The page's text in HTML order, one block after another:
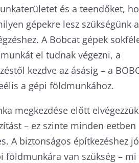
és a teendőket,
gépekre lesz szükségünk a
A Bobcat gépek
el tudnak végezni, a
kezdve az ásásig – a
a gépi földmunkához.
megkezdése előtt
– ez szinte minden eetben
A biztonságos építkezéshez
földmunkára van szükség – mi